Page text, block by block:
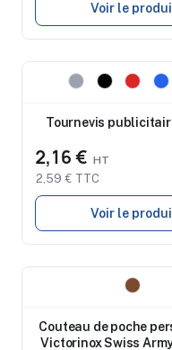
Voir le
Nouveau
Tournevis
2,16 €
2,59 € TTC
Voir le
Couteau de poche
Victorinox Swiss